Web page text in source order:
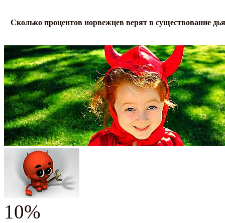
Сколько процентов норвежцев верят в существование
10%